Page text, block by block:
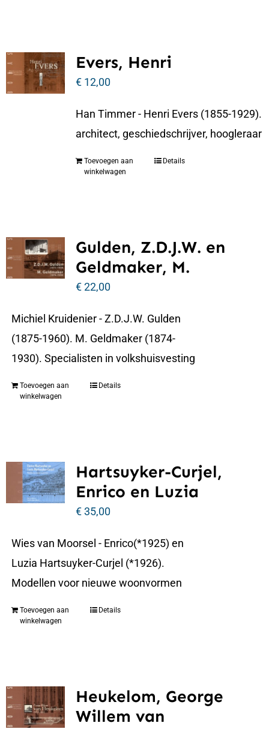
Evers, Henri
€12,00
Han Timmer - Henri Evers (1855-1929).
architect, geschiedschrijver, hoogleraar
Toevoegen aan
winkelwagen
Details
Gulden, Z.D.J.W. en
Geldmaker, M.
€22,00
Michiel Kruidenier - Z.D.J.W. Gulden
(1875-1960). M. Geldmaker (1874-
1930). Specialisten in volkshuisvesting
Toevoegen aan
winkelwagen
Details
Hartsuyker-Curjel,
Enrico en Luzia
€35,00
Wies van Moorsel - Enrico(*1925) en
Luzia Hartsuyker-Curjel (*1926).
Modellen voor nieuwe woonvormen
Toevoegen aan
winkelwagen
Details
Heukelom, George
Willem van